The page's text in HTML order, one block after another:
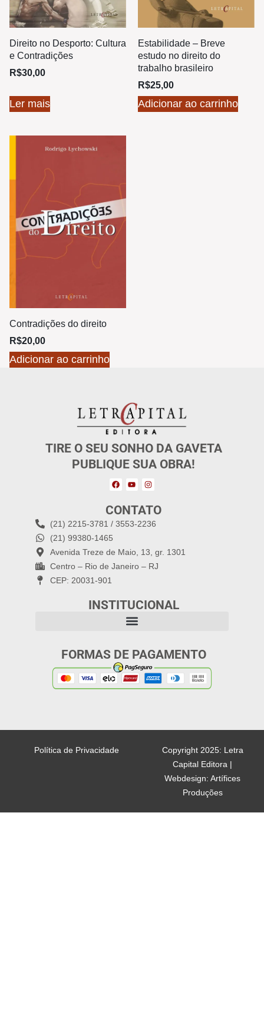
Direito no Desporto: Cultura
e Contradições
R$30,00
Ler mais
Estabilidade – Breve
estudo no direito do
trabalho brasileiro
R$25,00
Adicionar ao carrinho
Contradições do direito
R$20,00
Adicionar ao carrinho
TIRE O SEU SONHO DA GAVETA
PUBLIQUE SUA OBRA!
CONTATO
(21) 2215-3781 / 3553-2236
(21) 99380-1465
Avenida Treze de Maio, 13, gr. 1301
Centro – Rio de Janeiro – RJ
CEP: 20031-901
INSTITUCIONAL
FORMAS DE PAGAMENTO
Copyright 2025: Letra
Capital Editora |
Webdesign: Artífices
Produções
Política de Privacidade